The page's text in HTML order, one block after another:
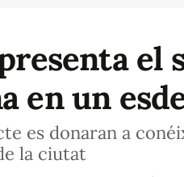
el
en un
es donaran a
la ciutat